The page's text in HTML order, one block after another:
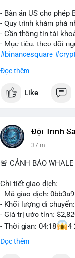
- Bàn án US cho phép
- Quy trình khám phá
- Cần thông tin tài
- Mục tiêu: theo dõi
#binancesquare
$btc $eth
#vlikevn #titanbot
Đọc thêm
Like
Đội Trinh
37 m
🚨 CẢNH BÁO
Chi tiết giao dịch:
- Mã giao dịch:
- Khối lượng di
- Giá trị ước tính:
- Thời gian: 04:18
4
Nhận định phân tích
Đọc thêm